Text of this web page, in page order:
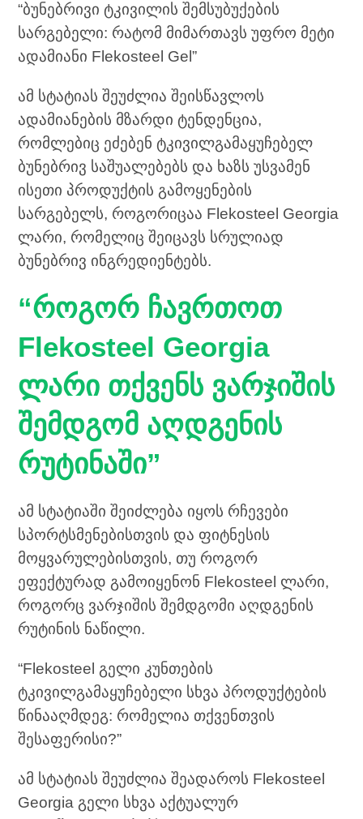
“ბუნებრივი ტკივილის შემსუბუქების
სარგებელი: რატომ მიმართავს უფრო მეტი
ადამიანი Flekosteel Gel”
ამ სტატიას შეუძლია შეისწავლოს
ადამიანების მზარდი ტენდენცია,
რომლებიც ეძებენ ტკივილგამაყუჩებელ
ბუნებრივ საშუალებებს და ხაზს უსვამენ
ისეთი პროდუქტის გამოყენების
სარგებელს, როგორიცაა Flekosteel Georgia
ლარი, რომელიც შეიცავს სრულიად
ბუნებრივ ინგრედიენტებს.
“როგორ ჩავრთოთ
Flekosteel Georgia
ლარი თქვენს ვარჯიშის
შემდგომ აღდგენის
რუტინაში”
ამ სტატიაში შეიძლება იყოს რჩევები
სპორტსმენებისთვის და ფიტნესის
მოყვარულებისთვის, თუ როგორ
ეფექტურად გამოიყენონ Flekosteel ლარი,
როგორც ვარჯიშის შემდგომი აღდგენის
რუტინის ნაწილი.
“Flekosteel გელი კუნთების
ტკივილგამაყუჩებელი სხვა პროდუქტების
წინააღმდეგ: რომელია თქვენთვის
შესაფერისი?”
ამ სტატიას შეუძლია შეადაროს Flekosteel
Georgia გელი სხვა აქტუალურ